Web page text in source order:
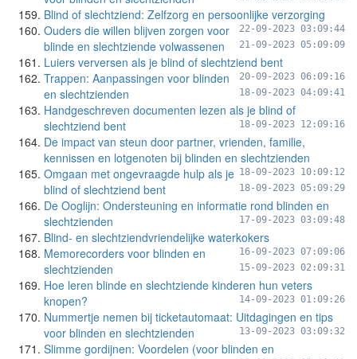
Blind of slechtziend: Zelfzorg en persoonlijke verzorging
22-09-2023 03:09:44
Ouders die willen blijven zorgen voor
blinde en slechtziende volwassenen
21-09-2023 05:09:09
Luiers verversen als je blind of slechtziend bent
20-09-2023 06:09:16
Trappen: Aanpassingen voor blinden
en slechtzienden
18-09-2023 04:09:41
Handgeschreven documenten lezen als je blind of
slechtziend bent
18-09-2023 12:09:16
De impact van steun door partner, vrienden, familie,
kennissen en lotgenoten bij blinden en slechtzienden
18-09-2023 10:09:12
Omgaan met ongevraagde hulp als je
blind of slechtziend bent
18-09-2023 05:09:29
De Ooglijn: Ondersteuning en informatie rond blinden en
slechtzienden
17-09-2023 03:09:48
Blind- en slechtziendvriendelijke waterkokers
16-09-2023 07:09:06
Memorecorders voor blinden en
slechtzienden
15-09-2023 02:09:31
Hoe leren blinde en slechtziende kinderen hun veters
knopen?
14-09-2023 01:09:26
Nummertje nemen bij ticketautomaat: Uitdagingen en tips
voor blinden en slechtzienden
13-09-2023 03:09:32
Slimme gordijnen: Voordelen (voor blinden en